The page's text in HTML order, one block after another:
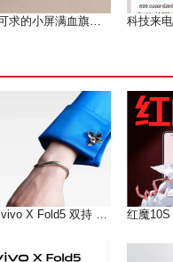
可遇而不可求的小屏满血旗舰--魅族 18测评
iPhone + vivo X Fold5 双持 以长补短互联互通双倍快乐!